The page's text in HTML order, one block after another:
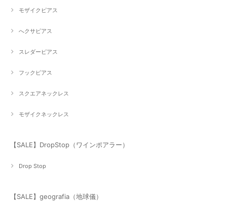
モザイクピアス
へクサピアス
スレダーピアス
フックピアス
スクエアネックレス
モザイクネックレス
【SALE】DropStop（ワインポアラー）
Drop Stop
【SALE】geografia（地球儀）